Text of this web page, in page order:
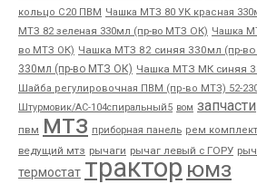
кольцо С20 ПВМ Чашка МТЗ 80 УК красная
МТЗ 82 зеленая 330мл (пр-во МТЗ ОК) Чашка
во МТЗ ОК) Чашка МТЗ 82 синяя 330мл (пр-
330мл (пр-во МТЗ ОК) Чашка МТЗ МК синяя
Шайба регулировочная ПВМ (пр-во МТЗ) 52-
Штурмовик/АС-104спиральный5 вом запчасти
пвм мтз приборная панель рем комплект
ведущий мтз рычаги рычаг левый с ГОРУ
термостат трактор юмз